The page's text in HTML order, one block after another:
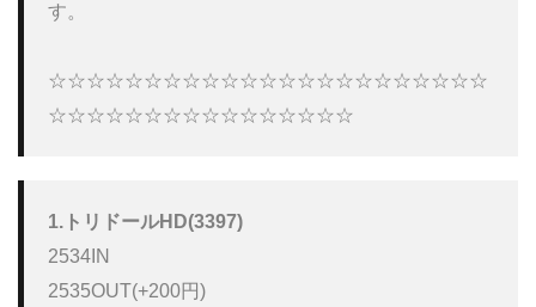
す。
☆☆☆☆☆☆☆☆☆☆☆☆☆☆☆☆☆☆☆☆☆☆☆
☆☆☆☆☆☆☆☆☆☆☆☆☆☆☆☆
1.トリドールHD(3397)
2534IN
2535OUT(+200円)